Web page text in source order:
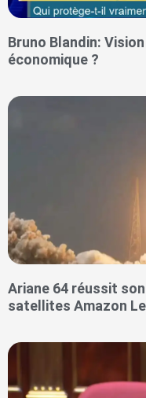
Bruno Blandin:
économique ?
Ariane 64 réussit
satellites Amazon